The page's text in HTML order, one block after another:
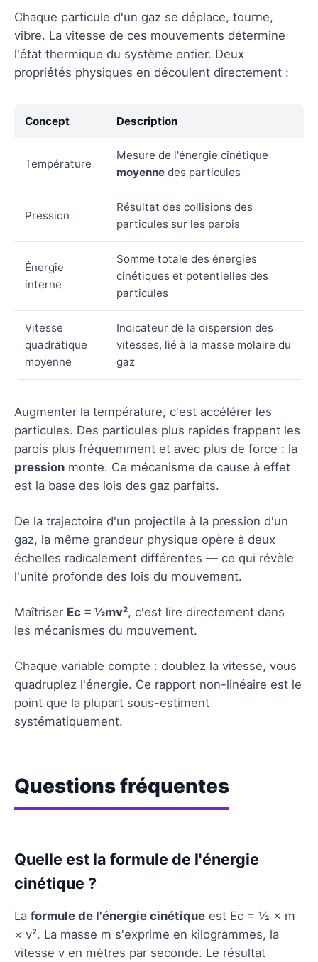
Chaque particule d'un gaz se déplace, tourne,
vibre. La vitesse de ces mouvements détermine
l'état thermique du système entier. Deux
propriétés physiques en découlent directement :
Concept Description
Température
Mesure de l'énergie cinétique
moyenne des particules
Pression
Résultat des collisions des
particules sur les parois
Énergie
interne
Somme totale des énergies
cinétiques et potentielles des
particules
Vitesse
quadratique
moyenne
Indicateur de la dispersion des
vitesses, lié à la masse molaire du
gaz
Augmenter la température, c'est accélérer les
particules. Des particules plus rapides frappent les
parois plus fréquemment et avec plus de force : la
pression monte. Ce mécanisme de cause à effet
est la base des lois des gaz parfaits.
De la trajectoire d'un projectile à la pression d'un
gaz, la même grandeur physique opère à deux
échelles radicalement différentes — ce qui révèle
l'unité profonde des lois du mouvement.
Maîtriser Ec = ½mv², c'est lire directement dans
les mécanismes du mouvement.
Chaque variable compte : doublez la vitesse, vous
quadruplez l'énergie. Ce rapport non-linéaire est le
point que la plupart sous-estiment
systématiquement.
Questions fréquentes
Quelle est la formule de l'énergie
cinétique ?
La formule de l'énergie cinétique est Ec = ½ × m
× v². La masse m s'exprime en kilogrammes, la
vitesse v en mètres par seconde. Le résultat